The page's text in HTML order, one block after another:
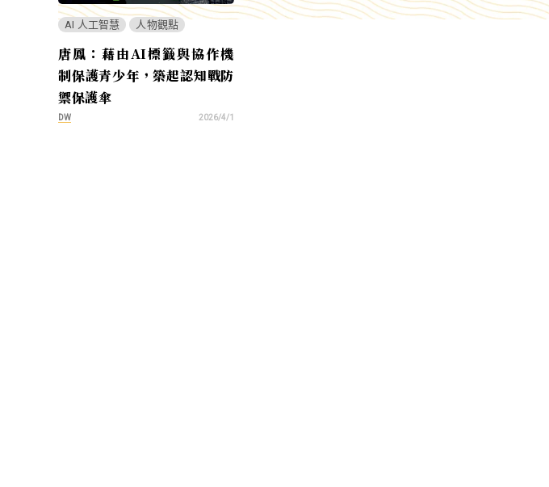
AI 人工智慧 人物觀點
唐鳳：藉由AI標籤與協作機
制保護青少年，築起認知戰防
禦保護傘
DW 2026/4/1